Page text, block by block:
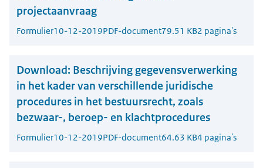
projectaanvraag
Formulier10-12-2019PDF-document79.51 KB2 pagina's
Download: Beschrijving gegevensverwerking
in het kader van verschillende juridische
procedures in het bestuursrecht, zoals
bezwaar-, beroep- en klachtprocedures
Formulier10-12-2019PDF-document64.63 KB4 pagina's